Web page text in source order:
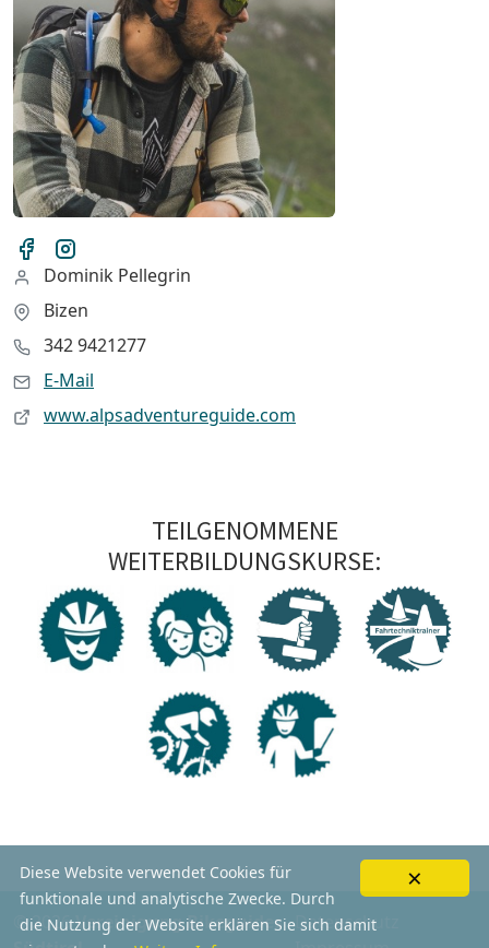
Dominik Pellegrin
Bizen
342 9421277
E-Mail
www.alpsadventureguide.com
TEILGENOMMENE
WEITERBILDUNGSKURSE:
© 2026Vereinigung Bikeguides Datenschutz
×
Diese Website verwendet Cookies für
funktionale und analytische Zwecke. Durch
die Nutzung der Website erklären Sie sich damit